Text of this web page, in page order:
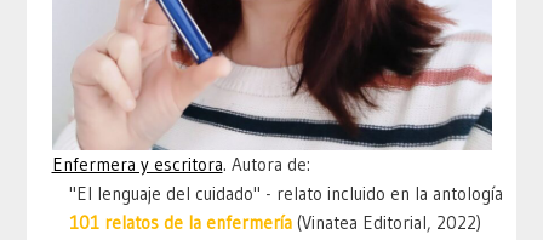
Enfermera y escritora. Autora de:
"El lenguaje del cuidado" - relato incluido en la antología
101 relatos de la enfermería (Vinatea Editorial, 2022)